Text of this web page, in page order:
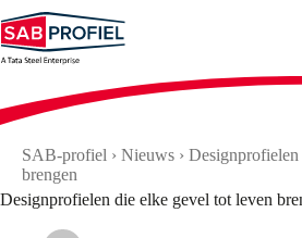
naar
de
inhoud
SAB-profiel › Nieuws ›
brengen
Designprofielen die elke gevel tot leven